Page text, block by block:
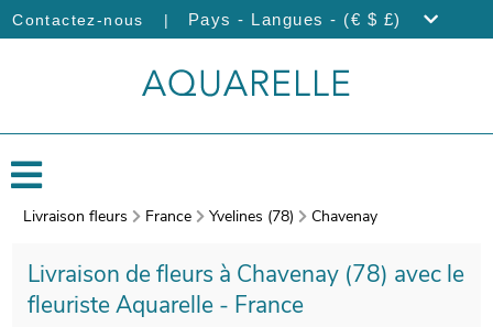
Contactez-nous | Pays - Langues - (€ $ £)
Livraison fleurs France Yvelines (78) Chavenay
Livraison de fleurs à Chavenay (78) avec le
fleuriste Aquarelle - France